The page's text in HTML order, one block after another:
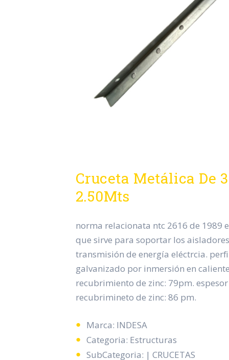
Cruceta Metálica De
2.50Mts
norma relacionata ntc 2616 de 1989
que sirve para soportar los
transmisión de energía eléctrcia.
galvanizado por inmersión en
recubrimiento de zinc: 79pm.
recubrimineto de zinc: 86 pm.
Marca: INDESA
Categoria: Estructuras
SubCategoria: | CRUCETAS